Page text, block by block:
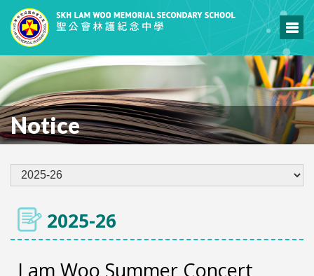
Notice
2025-26
Lam Woo Summer Concert